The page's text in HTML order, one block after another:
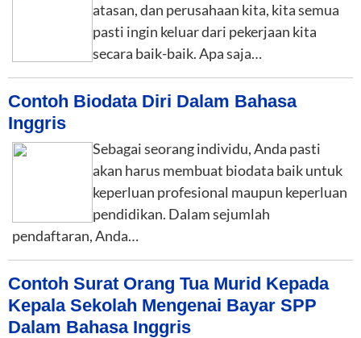
atasan, dan perusahaan kita, kita semua
pasti ingin keluar dari pekerjaan kita
secara baik-baik. Apa saja…
Contoh Biodata Diri Dalam Bahasa
Inggris
Sebagai seorang individu, Anda pasti
akan harus membuat biodata baik untuk
keperluan profesional maupun keperluan
pendidikan. Dalam sejumlah
pendaftaran, Anda…
Contoh Surat Orang Tua Murid Kepada
Kepala Sekolah Mengenai Bayar SPP
Dalam Bahasa Inggris